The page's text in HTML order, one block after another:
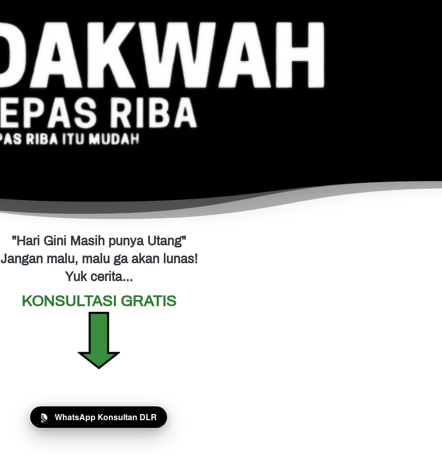
"Hari Gini Masih punya Utang"
Jangan malu, malu ga akan lunas!
Yuk cerita...
KONSULTASI GRATIS
` WhatsApp Konsultan DLR